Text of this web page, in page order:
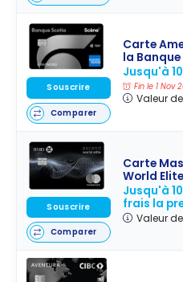
Carte
la
Jusqu'à
Fin le 1 Nov
Valeur
Souscrire
Comparer
Carte
World
Jusqu'à
frais la
Valeur
Souscrire
Comparer